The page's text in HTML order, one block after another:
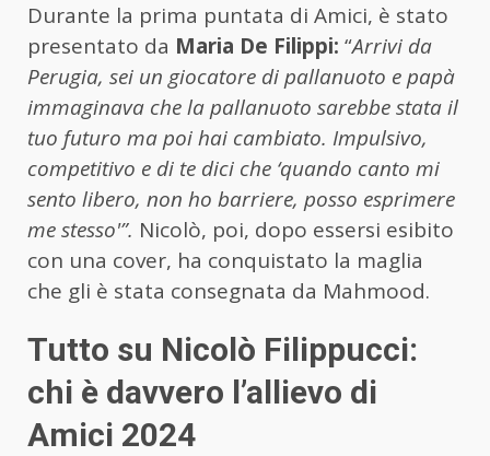
Durante la prima puntata di Amici, è stato
presentato da Maria De Filippi: “Arrivi da
Perugia, sei un giocatore di pallanuoto e papà
immaginava che la pallanuoto sarebbe stata il
tuo futuro ma poi hai cambiato. Impulsivo,
competitivo e di te dici che ‘quando canto mi
sento libero, non ho barriere, posso esprimere
me stesso'”. Nicolò, poi, dopo essersi esibito
con una cover, ha conquistato la maglia
che gli è stata consegnata da Mahmood.
Tutto su Nicolò Filippucci:
chi è davvero l’allievo di
Amici 2024